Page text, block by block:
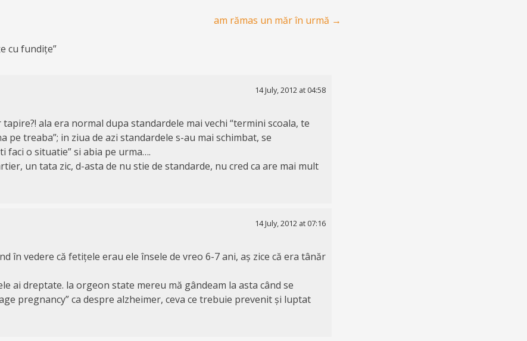
am rămas un măr în urmă →
cu fundițe”
14 July, 2012 at 04:58
ala era normal dupa standardele mai vechi “termini scoala, te
pe treaba”; in ziua de azi standardele s-au mai schimbat, se
faci o situatie” si abia pe urma….
un tata zic, d-asta de nu stie de standarde, nu cred ca are mai mult
14 July, 2012 at 07:16
în vedere că fetițele erau ele însele de vreo 6-7 ani, aș zice că era tânăr
ai dreptate. la orgeon state mereu mă gândeam la asta când se
pregnancy” ca despre alzheimer, ceva ce trebuie prevenit și luptat